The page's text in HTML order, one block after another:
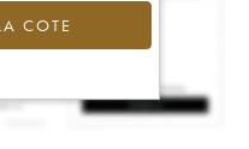
COTE